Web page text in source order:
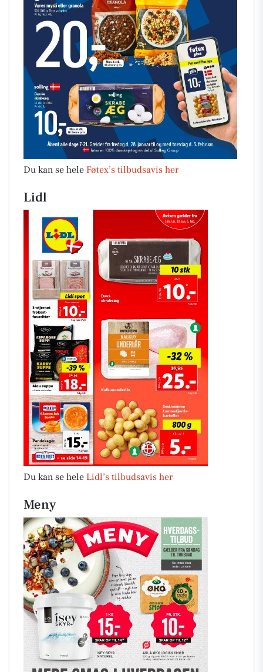
Du kan se hele Føtex’s tilbudsavis her
Lidl
Du kan se hele Lidl’s tilbudsavis her
Meny